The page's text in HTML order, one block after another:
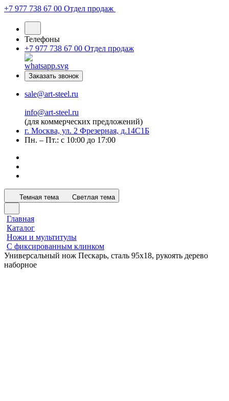
+7 977 738 67 00 Отдел продаж
Телефоны
+7 977 738 67 00 Отдел продаж
Заказать звонок
sale@art-steel.ru
info@art-steel.ru
(для коммерческих предложений)
г. Москва, ул. 2 Фрезерная, д.14С1Б
Пн. – Пт.: с 10:00 до 17:00
Темная тема Светлая тема
Главная
Каталог
Ножи и мультитулы
С фиксированным клинком
Универсальный нож Пескарь, сталь 95х18, рукоять дерево
наборное